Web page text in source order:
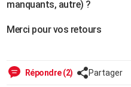
manquants, autre) ?
Merci pour vos retours
Répondre (2) Partager